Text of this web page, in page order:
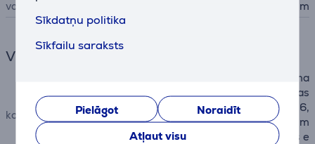
Sīkdatņu politika
Sīkfailu saraksts
Pielāgot
Noraidīt
Atļaut visu
vada garums
2,4 m
Vispārējais parametrs
komplektācija
trimmeris mājdzīvnieku apma
tojuma kopšanai, 7 krāsainas
stiprinājuma ķemmītes (3, 6,
10, 13, 16, 19, 22 mm), ķemm
e, tīrīšanas birstīte, asmens e